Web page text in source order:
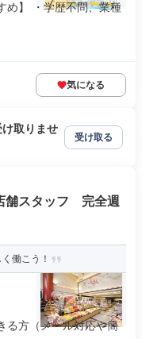
め】 ・学歴不問、業種
気になる
取りませ
受け取る
舗スタッフ 完全週
働こう！
る方（メール対応や簡